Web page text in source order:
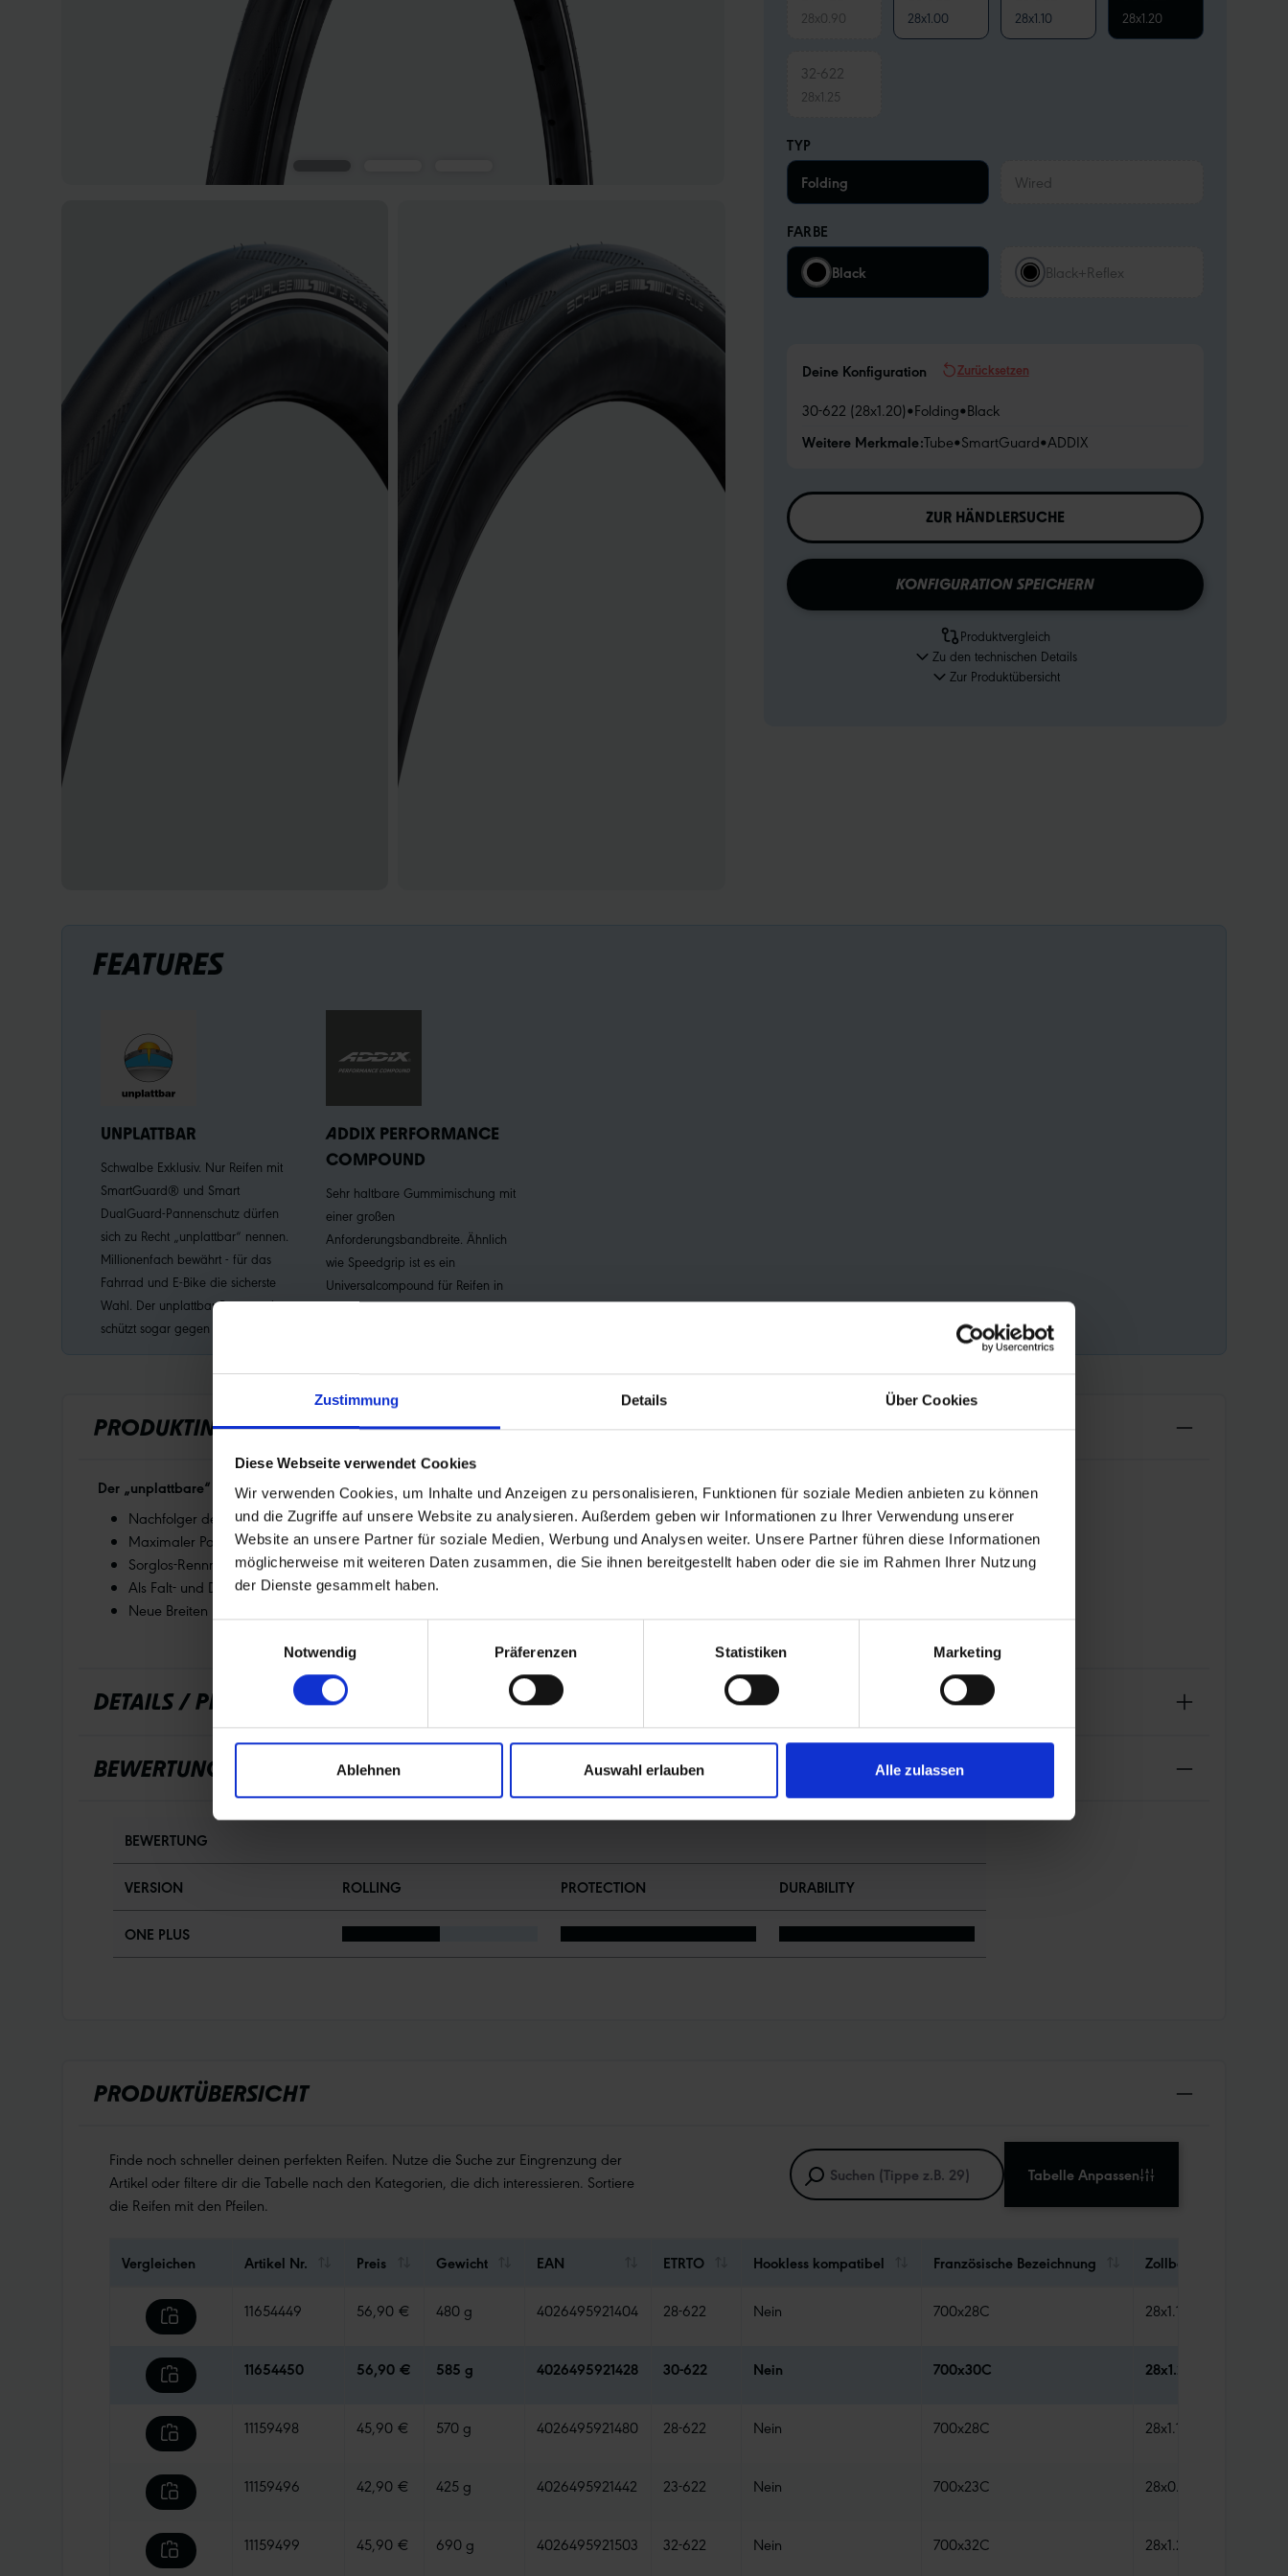
Zustimmung Details Über Cookies
Diese Webseite verwendet Cookies
Wir verwenden Cookies, um Inhalte und Anzeigen zu personalisieren, Funktionen für soziale Medien anbieten zu können
und die Zugriffe auf unsere Website zu analysieren. Außerdem geben wir Informationen zu Ihrer Verwendung unserer
Website an unsere Partner für soziale Medien, Werbung und Analysen weiter. Unsere Partner führen diese Informationen
möglicherweise mit weiteren Daten zusammen, die Sie ihnen bereitgestellt haben oder die sie im Rahmen Ihrer Nutzung
der Dienste gesammelt haben.
Notwendig
Präferenzen Statistiken Marketing
Ablehnen Auswahl erlauben Alle zulassen
28x0.90 28x1.00 28x1.10 28x1.20
32-622
28x1.25
TYP
Folding
Wired
FARBE
Black
Black+Reflex
Deine Konfiguration Zurücksetzen
30-622 (28x1.20)•Folding•Black
Weitere Merkmale:Tube•SmartGuard•ADDIX
ZUR HÄNDLERSUCHE
KONFIGURATION SPEICHERN
Produktvergleich
Zu den technischen Details
Zur Produktübersicht
FEATURES
UNPLATTBAR
Schwalbe Exklusiv. Nur Reifen mit
SmartGuard® und Smart
DualGuard-Pannenschutz dürfen
sich zu Recht „unplattbar“ nennen.
Millionenfach bewährt - für das
Fahrrad und E-Bike die sicherste
Wahl. Der unplattbar-Pannenschutz
schützt sogar gegen Heftzwecken.
ADDIX PERFORMANCE
COMPOUND
Sehr haltbare Gummimischung mit
einer großen
Anforderungsbandbreite. Ähnlich
wie Speedgrip ist es ein
Universalcompound für Reifen in
der Performance Line.
PRODUKTINFORMATIONEN
Der „unplattbare“ Rennradreifen
Nachfolger des Durano Plus
Maximaler Pannenschutz dank SmartGuard
Sorglos-Rennradreifen für Training, Pendeln und urbanen Bereich
Als Falt- und Drahtreifen verfügbar (bis auf eine Ausnahme mit Standard-Reflexionsband und ECE-R88-Zertifizierung)
Neue Breiten
DETAILS / PRODUKTDATEN
BEWERTUNGEN
BEWERTUNG
VERSION ROLLING PROTECTION DURABILITY
ONE PLUS
PRODUKTÜBERSICHT
Finde noch schneller deinen perfekten Reifen. Nutze die Suche zur Eingrenzung der
Artikel oder filtere dir die Tabelle nach den Kategorien, die dich interessieren. Sortiere
die Reifen mit den Pfeilen.
Tabelle Anpassen
Vergleichen Artikel Nr. Preis Gewicht EAN ETRTO Hookless kompatibel Französische Bezeichnung Zollbezeichnung
11654449 56,90 € 480 g 4026495921404 28-622 Nein 700x28C 28x1.10
11654450 56,90 € 585 g 4026495921428 30-622 Nein 700x30C 28x1.20
11159498 45,90 € 570 g 4026495921480 28-622 Nein 700x28C 28x1.10
11159496 42,90 € 425 g 4026495921442 23-622 Nein 700x23C 28x0.90
11159499 45,90 € 690 g 4026495921503 32-622 Nein 700x32C 28x1.25